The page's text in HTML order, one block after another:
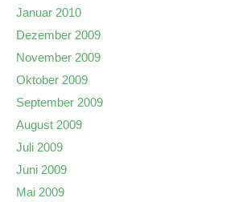
Januar 2010
Dezember 2009
November 2009
Oktober 2009
September 2009
August 2009
Juli 2009
Juni 2009
Mai 2009